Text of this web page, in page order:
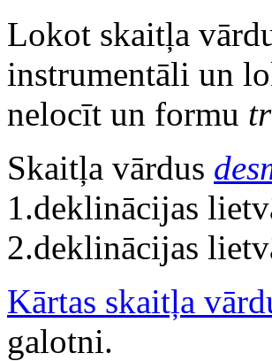
Lokot skaitļa
instrumentāli un
nelocīt un formu
Skaitļa vārdus
1.deklinācijas
2.deklinācijas
Kārtas skaitļa
galotni.